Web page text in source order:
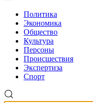
Политика
Экономика
Общество
Культура
Персоны
Происшествия
Экспертиза
Спорт